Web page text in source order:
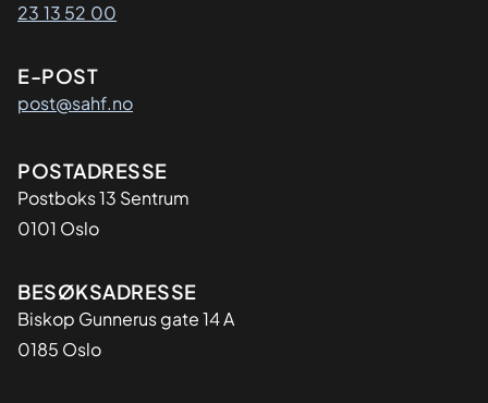
23 13 52 00
E-POST
post@sahf.no
Adresse
POSTADRESSE
Postboks 13 Sentrum
0101 Oslo
BESØKSADRESSE
Biskop Gunnerus gate 14 A
0185 Oslo